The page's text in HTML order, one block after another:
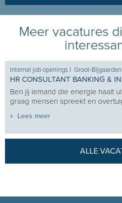
Meer vacatures
Internal job openings I Groot-Bijgaarden
HR CONSULTANT BANKING &
Ben jij iemand die energie haalt
graag mensen spreekt en
Lees meer
ALLE